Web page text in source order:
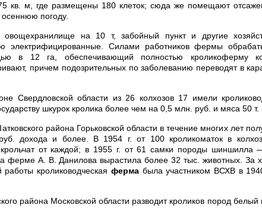
кв. м, где размещены 180 клеток; сюда же помещают
погоду.
на 10 т, забойный пункт и другие
электрифицированные. Силами работников фермы
в 12 га, обеспечивающий полностью кроликоферму
причем подозрительных по заболеванию переводят в
Свердловской области из 26 колхозов 17 имели
шкурок кролика более чем на 0,5 млн. руб. и мяса 50 т.
района Горьковской области в течение многих лет
дохода и более. В 1954 г. от 100 кроликоматок в
от каждой; в 1955 г. от 61 самки породы шиншилла
ферме А. В. Данилова вырастила более 32 тыс. животных. За
работы кролиководческая фермабыла участником ВСХВ в
района Московской области разводит кроликов пород белый